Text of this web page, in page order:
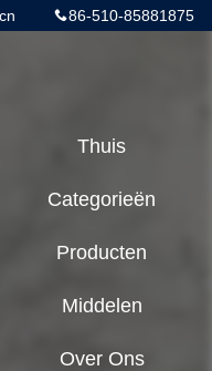
86-510-85881875
Thuis
Categorieën
Producten
Middelen
Over Ons